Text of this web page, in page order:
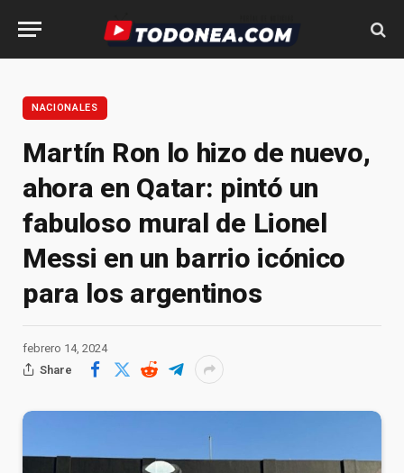
NACIONALES
Martín Ron lo hizo de nuevo,
ahora en Qatar: pintó un
fabuloso mural de Lionel
Messi en un barrio icónico
para los argentinos
febrero 14, 2024
Share